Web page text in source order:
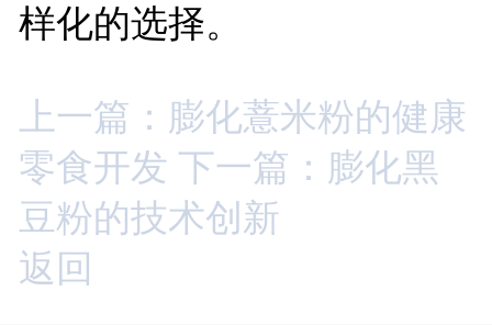
样化的选择。
上一篇：膨化薏米粉的健康
零食开发 下一篇：膨化黑
豆粉的技术创新
返回